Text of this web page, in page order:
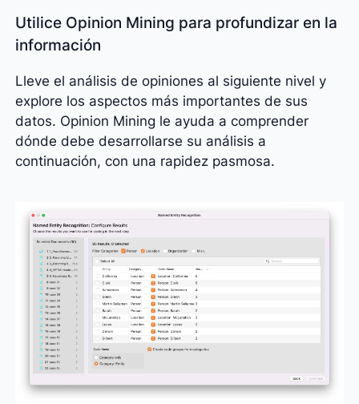
Utilice Opinion Mining para profundizar en la
información
Lleve el análisis de opiniones al siguiente nivel y
explore los aspectos más importantes de sus
datos. Opinion Mining le ayuda a comprender
dónde debe desarrollarse su análisis a
continuación, con una rapidez pasmosa.